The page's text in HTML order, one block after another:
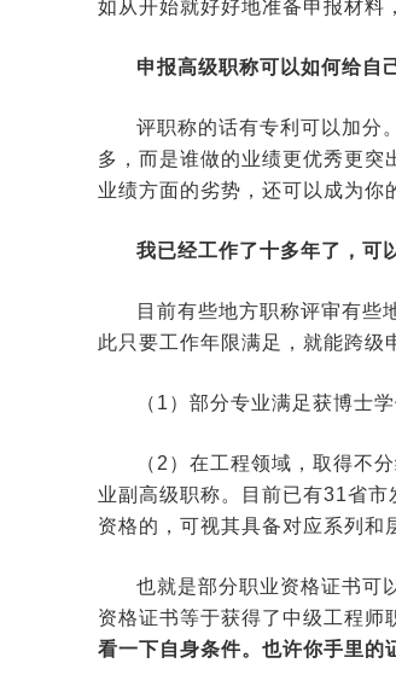
如从开始就好好地准备申报材料
申报高级职称可以如何给自
评职称的话有专利可以加分
多，而是谁做的业绩更优秀更突
业绩方面的劣势，还可以成为你
我已经工作了十多年了，可
目前有些地方职称评审有些
此只要工作年限满足，就能跨级
（1）部分专业满足获博士
（2）在工程领域，取得不
业副高级职称。目前已有31省
资格的，可视其具备对应系列和
也就是部分职业资格证书可
资格证书等于获得了中级工程师
看一下自身条件。也许你手里的